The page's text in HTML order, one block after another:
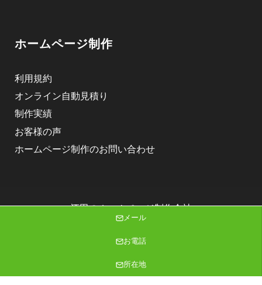
ホームページ制作
利用規約
オンライン自動見積り
制作実績
お客様の声
ホームページ制作のお問い合わせ
酒田のホームページ制作会社
株式会社ニゴロデザイン
Copyright (C) 2026 株式会社ニゴロデザイン All Rights Reserved.
メール
お電話
所在地